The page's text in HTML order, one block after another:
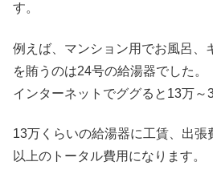
す。
例えば、マンション用でお風呂、
を賄うのは24号の給湯器でした。
インターネットでググると13万～
13万くらいの給湯器に工賃、出張
以上のトータル費用になります。